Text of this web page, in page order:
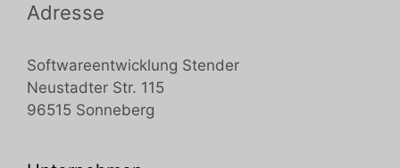
Adresse
Softwareentwicklung Stender
Neustadter Str. 115
96515 Sonneberg